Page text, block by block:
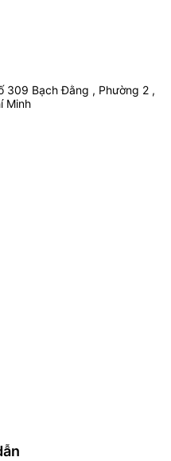
309 Bạch Đằng , Phường 2 ,
Minh